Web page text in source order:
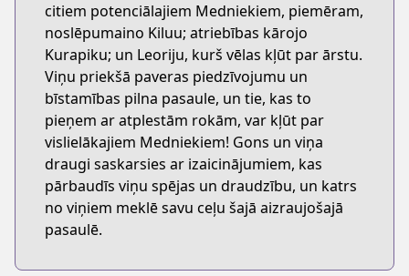
citiem potenciālajiem Medniekiem, piemēram,
noslēpumaino Kiluu; atriebības kārojo
Kurapiku; un Leoriju, kurš vēlas kļūt par ārstu.
Viņu priekšā paveras piedzīvojumu un
bīstamības pilna pasaule, un tie, kas to
pieņem ar atplestām rokām, var kļūt par
vislielākajiem Medniekiem! Gons un viņa
draugi saskarsies ar izaicinājumiem, kas
pārbaudīs viņu spējas un draudzību, un katrs
no viņiem meklē savu ceļu šajā aizraujošajā
pasaulē.